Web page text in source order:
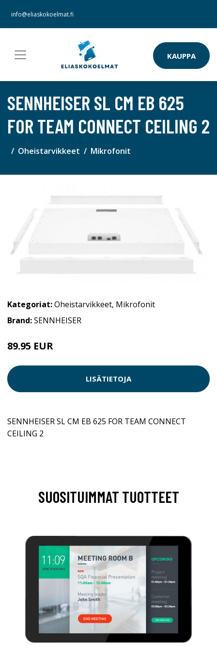
info@eliaskokoelmat.fi
KAUPPA
SENNHEISER SL CM EB 625
FOR TEAM CONNECT CEILING 2
Oheistarvikkeet Mikrofonit
Kategoriat:Oheistarvikkeet, Mikrofonit
Brand:SENNHEISER
89.95 EUR
LISÄTIETOJA
SENNHEISER SL CM EB 625 FOR TEAM CONNECT
CEILING 2
SUOSITUIMMAT TUOTTEET